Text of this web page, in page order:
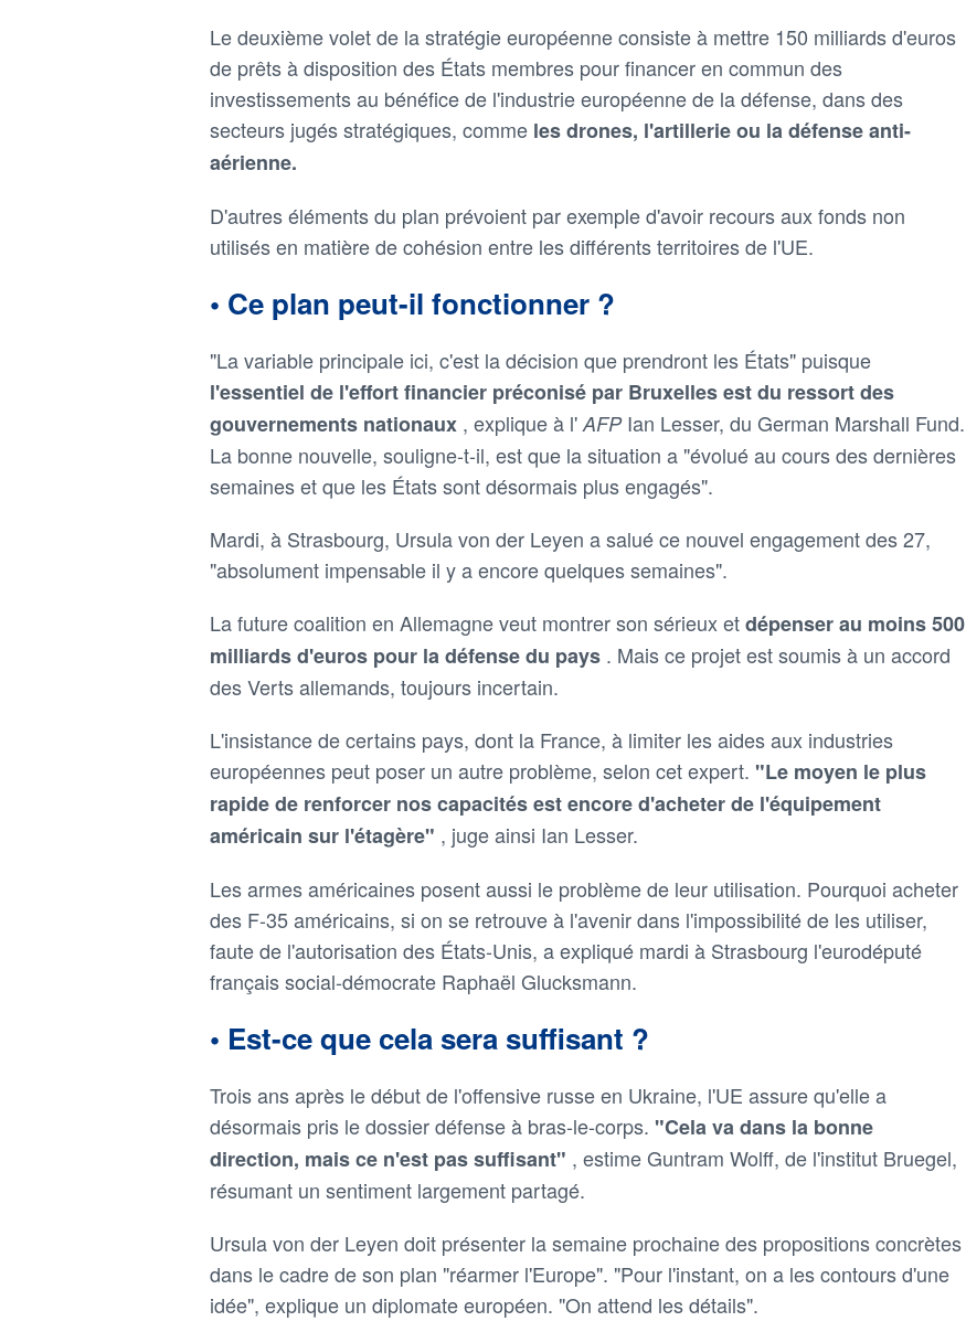
Le deuxième volet de la stratégie européenne consiste à mettre 150 milliards d'euros
de prêts à disposition des États membres pour financer en commun des
investissements au bénéfice de l'industrie européenne de la défense, dans des
secteurs jugés stratégiques, comme les drones, l'artillerie ou la défense anti-
aérienne.
D'autres éléments du plan prévoient par exemple d'avoir recours aux fonds non
utilisés en matière de cohésion entre les différents territoires de l'UE.
• Ce plan peut-il fonctionner ?
"La variable principale ici, c'est la décision que prendront les États" puisque
l'essentiel de l'effort financier préconisé par Bruxelles est du ressort des
gouvernements nationaux , explique à l'AFP Ian Lesser, du German Marshall Fund.
La bonne nouvelle, souligne-t-il, est que la situation a "évolué au cours des dernières
semaines et que les États sont désormais plus engagés".
Mardi, à Strasbourg, Ursula von der Leyen a salué ce nouvel engagement des 27,
"absolument impensable il y a encore quelques semaines".
La future coalition en Allemagne veut montrer son sérieux etdépenser au moins 500
milliards d'euros pour la défense du pays . Mais ce projet est soumis à un accord
des Verts allemands, toujours incertain.
L'insistance de certains pays, dont la France, à limiter les aides aux industries
européennes peut poser un autre problème, selon cet expert. "Le moyen le plus
rapide de renforcer nos capacités est encore d'acheter de l'équipement
américain sur l'étagère" , juge ainsi Ian Lesser.
Les armes américaines posent aussi le problème de leur utilisation. Pourquoi acheter
des F-35 américains, si on se retrouve à l'avenir dans l'impossibilité de les utiliser,
faute de l'autorisation des États-Unis, a expliqué mardi à Strasbourg l'eurodéputé
français social-démocrate Raphaël Glucksmann.
• Est-ce que cela sera suffisant ?
Trois ans après le début de l'offensive russe en Ukraine, l'UE assure qu'elle a
désormais pris le dossier défense à bras-le-corps. "Cela va dans la bonne
direction, mais ce n'est pas suffisant" , estime Guntram Wolff, de l'institut Bruegel,
résumant un sentiment largement partagé.
Ursula von der Leyen doit présenter la semaine prochaine des propositions concrètes
dans le cadre de son plan "réarmer l'Europe". "Pour l'instant, on a les contours d'une
idée", explique un diplomate européen. "On attend les détails".